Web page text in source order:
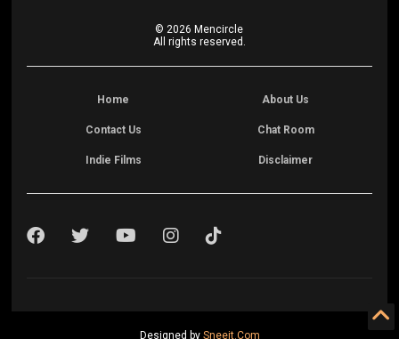
©2026 Mencircle
All rights reserved.
Home About Us
Contact Us Chat Room
Indie Films Disclaimer
Designed by Sneeit.Com